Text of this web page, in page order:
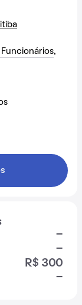
Funcionários,
-
-
R$ 300
-